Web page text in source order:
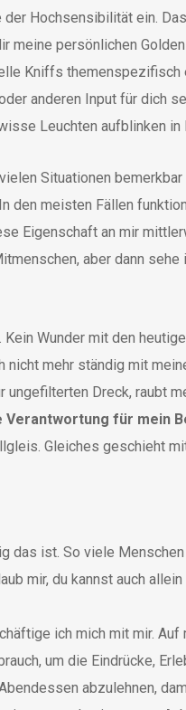
Hochsensibilität ein.
meine persönlichen
Kniffs
anderen Input für dich
Leuchten aufblinken
Situationen
den meisten Fällen
Eigenschaft an mir
aber dann
Wunder mit den
mehr ständig mit
Dreck, raubt
für mein
Gleiches geschieht
das ist. So viele
mir, du kannst auch
ich mich mit mir.
um die Eindrücke,
abzulehnen,